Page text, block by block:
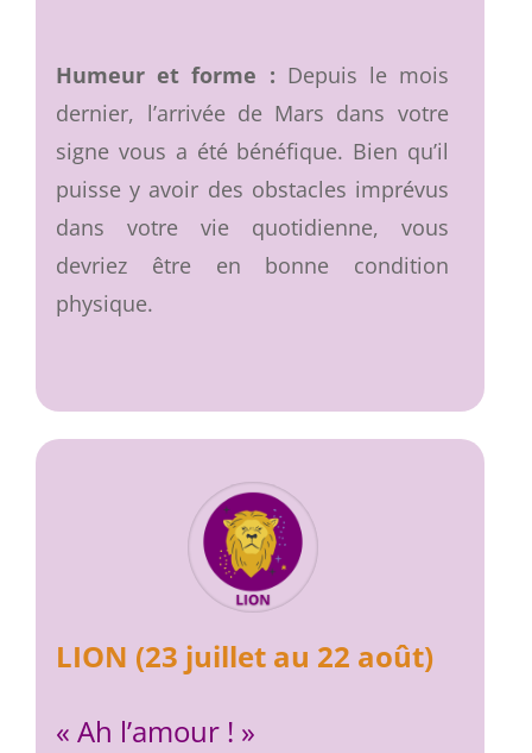
Humeur et forme : Depuis le mois
dernier, l’arrivée de Mars dans votre
signe vous a été bénéfique. Bien qu’il
puisse y avoir des obstacles imprévus
dans votre vie quotidienne, vous
devriez être en bonne condition
physique.
LION (23 juillet au 22 août)
« Ah l’amour ! »